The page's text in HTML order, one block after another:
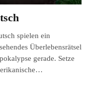
spielen ein
Überlebensrätsel
gerade. Setze